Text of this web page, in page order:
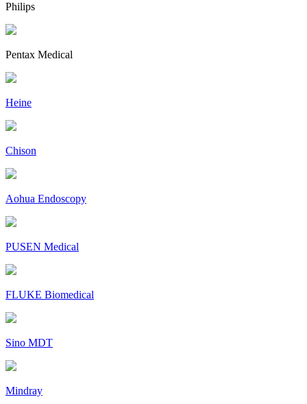
Philips
Pentax Medical
Heine
Chison
Aohua Endoscopy
PUSEN Medical
FLUKE Biomedical
Sino MDT
Mindray